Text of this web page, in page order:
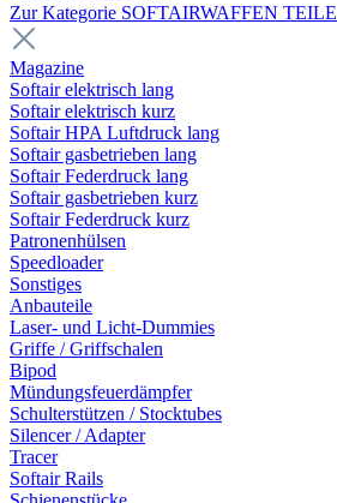
Zur Kategorie SOFTAIRWAFFEN TEILE
Magazine
Softair elektrisch lang
Softair elektrisch kurz
Softair HPA Luftdruck lang
Softair gasbetrieben lang
Softair Federdruck lang
Softair gasbetrieben kurz
Softair Federdruck kurz
Patronenhülsen
Speedloader
Sonstiges
Anbauteile
Laser- und Licht-Dummies
Griffe / Griffschalen
Bipod
Mündungsfeuerdämpfer
Schulterstützen / Stocktubes
Silencer / Adapter
Tracer
Softair Rails